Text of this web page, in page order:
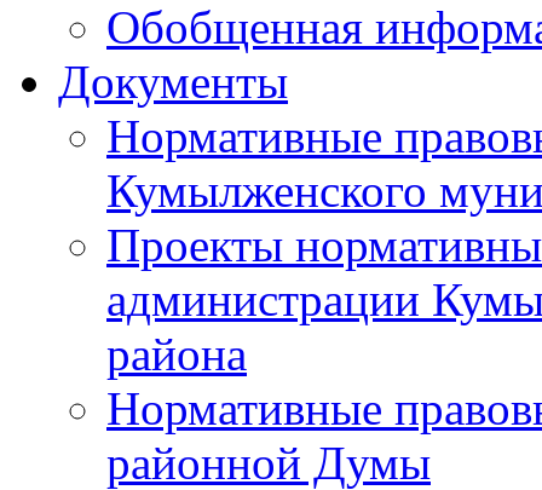
Обобщенная
Документы
Нормативные
Кумылженского
Проекты
администрации
района
Нормативные
районной Думы